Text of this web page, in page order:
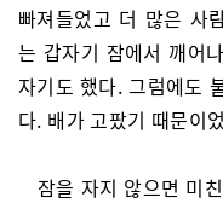
빠져들었고 더 많은 사
는 갑자기 잠에서 깨어
자기도 했다. 그럼에도
다. 배가 고팠기 때문이
잠을 자지 않으면 미